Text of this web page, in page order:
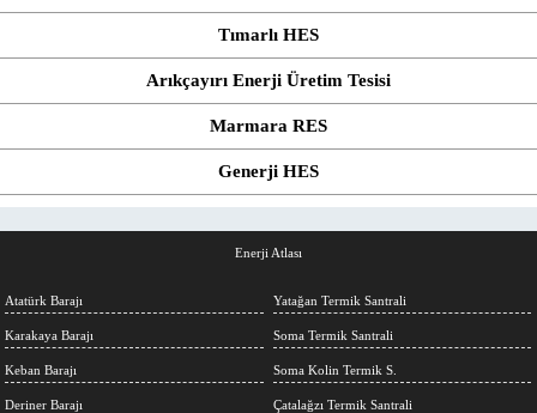
Tımarlı HES
Arıkçayırı Enerji Üretim Tesisi
Marmara RES
Generji HES
Enerji Atlası
Atatürk Barajı
Karakaya Barajı
Keban Barajı
Deriner Barajı
Yatağan Termik Santrali
Soma Termik Santrali
Soma Kolin Termik S.
Çatalağzı Termik Santrali